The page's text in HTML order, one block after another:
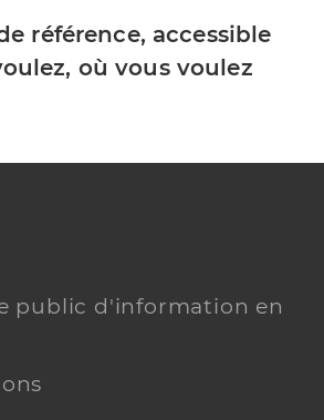
référence, accessible
où vous voulez
public d'information en